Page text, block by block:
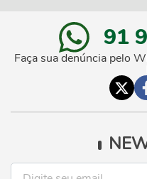
91
Faça sua denúncia pelo